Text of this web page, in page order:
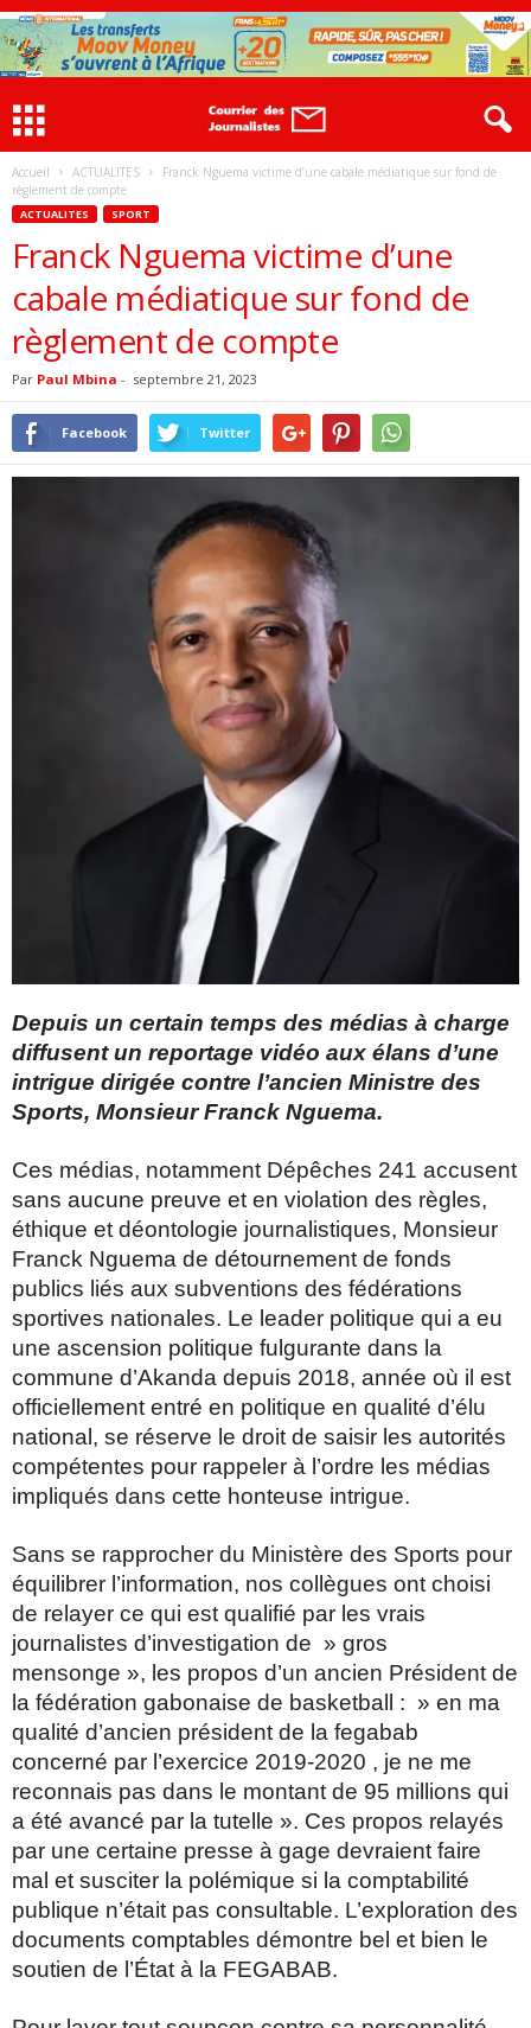
Accueil ACTUALITES
Franck Nguema victime d’une cabale médiatique sur fond de
règlement de compte
ACTUALITES SPORT
Franck Nguema victime d’une
cabale médiatique sur fond de
règlement de compte
Par Paul Mbina - septembre 21, 2023
Facebook Twitter
Depuis un certain temps des médias à charge
diffusent un reportage vidéo aux élans d’une
intrigue dirigée contre l’ancien Ministre des
Sports, Monsieur Franck Nguema.
Ces médias, notamment Dépêches 241 accusent
sans aucune preuve et en violation des règles,
éthique et déontologie journalistiques, Monsieur
Franck Nguema de détournement de fonds
publics liés aux subventions des fédérations
sportives nationales. Le leader politique qui a eu
une ascension politique fulgurante dans la
commune d’Akanda depuis 2018, année où il est
officiellement entré en politique en qualité d’élu
national, se réserve le droit de saisir les autorités
compétentes pour rappeler à l’ordre les médias
impliqués dans cette honteuse intrigue.
Sans se rapprocher du Ministère des Sports pour
équilibrer l’information, nos collègues ont choisi
de relayer ce qui est qualifié par les vrais
journalistes d’investigation de » gros
mensonge », les propos d’un ancien Président de
la fédération gabonaise de basketball : » en ma
qualité d’ancien président de la fegabab
concerné par l’exercice 2019-2020 , je ne me
reconnais pas dans le montant de 95 millions qui
a été avancé par la tutelle ». Ces propos relayés
par une certaine presse à gage devraient faire
mal et susciter la polémique si la comptabilité
publique n’était pas consultable. L’exploration des
documents comptables démontre bel et bien le
soutien de l’État à la FEGABAB.